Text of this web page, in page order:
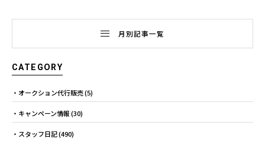
月別記事一覧
CATEGORY
オークション代行販売(5)
キャンペーン情報(30)
スタッフ日記(490)